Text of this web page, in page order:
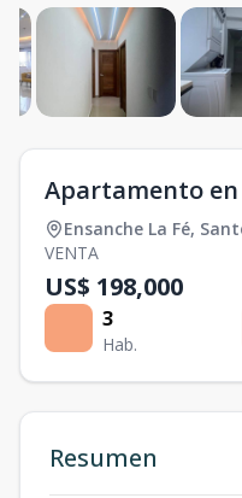
Apartamento en
Ensanche La Fé,
VENTA
US$ 198,000
3
Hab.
Resumen